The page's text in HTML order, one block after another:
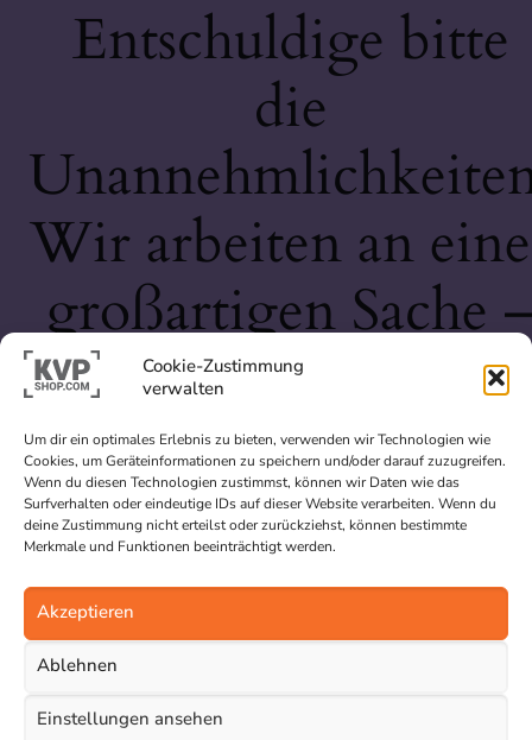
Cookie-Zustimmung
verwalten
Um dir ein optimales Erlebnis zu bieten, verwenden wir Technologien wie
Cookies, um Geräteinformationen zu speichern und/oder darauf zuzugreifen.
Wenn du diesen Technologien zustimmst, können wir Daten wie das
Surfverhalten oder eindeutige IDs auf dieser Website verarbeiten. Wenn du
deine Zustimmung nicht erteilst oder zurückziehst, können bestimmte
Merkmale und Funktionen beeinträchtigt werden.
Akzeptieren
Ablehnen
Einstellungen ansehen
Entschuldige bitte
die
Wir arbeiten an
großartigen Sache
schau bald wieder
vorbei!